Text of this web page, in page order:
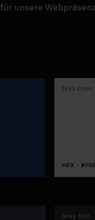
für unsere
Text Color
HEX -
Gray 600